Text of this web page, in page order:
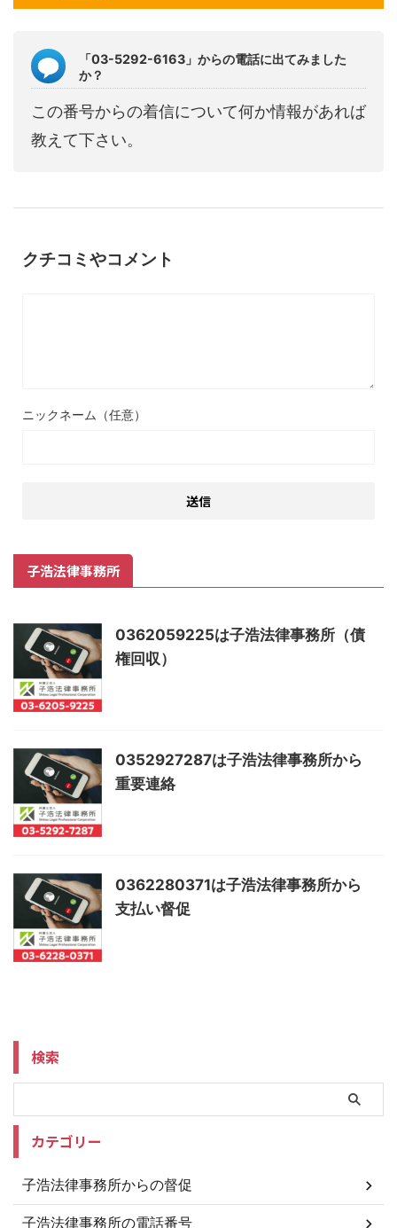
「03-5292-6163」からの電話に出てみました
か？
この番号からの着信について何か情報があれば
教えて下さい。
クチコミやコメント
ニックネーム（任意）
子浩法律事務所
0362059225は子浩法律事務所（債
権回収）
0352927287は子浩法律事務所から
重要連絡
0362280371は子浩法律事務所から
支払い督促
検索
カテゴリー
子浩法律事務所からの督促
子浩法律事務所の電話番号